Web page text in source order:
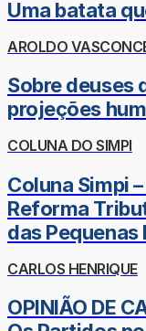
Uma batata
AROLDO
Sobre deuses
projeções
COLUNA DO SIMPI
Coluna Simpi
Reforma
das Pequenas
CARLOS HENRIQUE
OPINIÃO DE